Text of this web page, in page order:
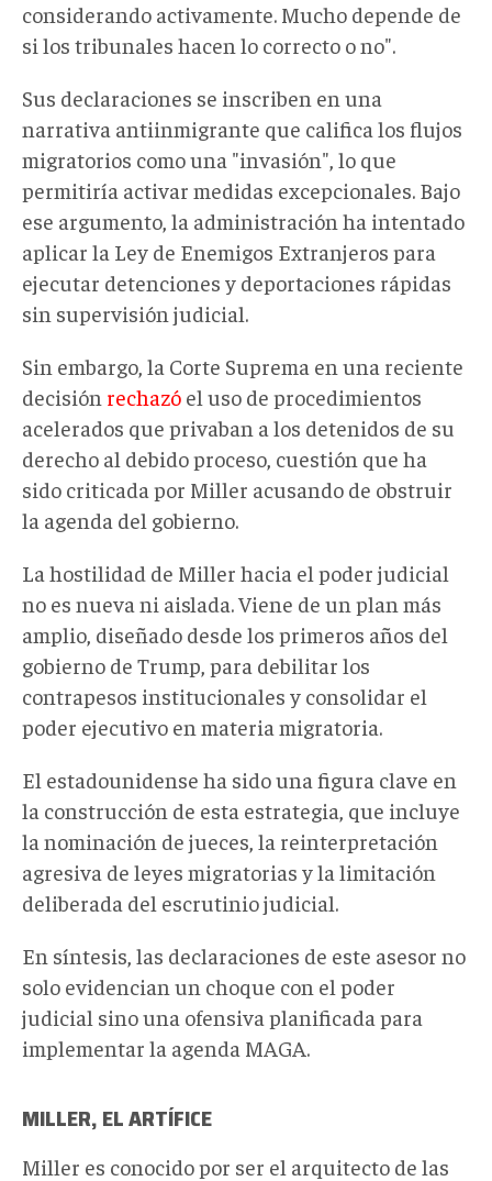
considerando activamente. Mucho depende de
si los tribunales hacen lo correcto o no".
Sus declaraciones se inscriben en una
narrativa antiinmigrante que califica los flujos
migratorios como una "invasión", lo que
permitiría activar medidas excepcionales. Bajo
ese argumento, la administración ha intentado
aplicar la Ley de Enemigos Extranjeros para
ejecutar detenciones y deportaciones rápidas
sin supervisión judicial.
Sin embargo , la Corte Suprema en una reciente
decisión rechazó el uso de procedimientos
acelerados que privaban a los detenidos de su
derecho al debido proceso , cuestión que ha
sido criticada por Miller acusando de obstruir
la agenda del gobierno.
La hostilidad de Miller hacia el poder judicial
no es nueva ni aislada. Viene de un plan más
amplio, diseñado desde los primeros años del
gobierno de Trump, para debilitar los
contrapesos institucionales y consolidar el
poder ejecutivo en materia migratoria.
El estadounidense ha sido una figura clave en
la construcción de esta estrategia, que incluye
la nominación de jueces la reinterpretación
agresiva de leyes migratorias y la limitación
deliberada del escrutinio judicial.
En síntesis, las declaraciones de este asesor no
solo evidencian un choque con el poder
judicial sino una ofensiva planificada para
implementar la agenda MAGA.
MILLER, EL ARTÍFICE
Miller es conocido por ser el arquitecto de las